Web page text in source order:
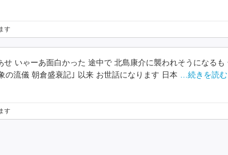
す
せ いゃーあ面白かった 途中で 北島康介に襲われそうになる
の流儀 朝倉盛衰記｣ 以来 お世話になります 日本 …続きを読む
す